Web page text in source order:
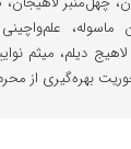
ماسوله،
دیلم، میثم
بهره‌گیری از